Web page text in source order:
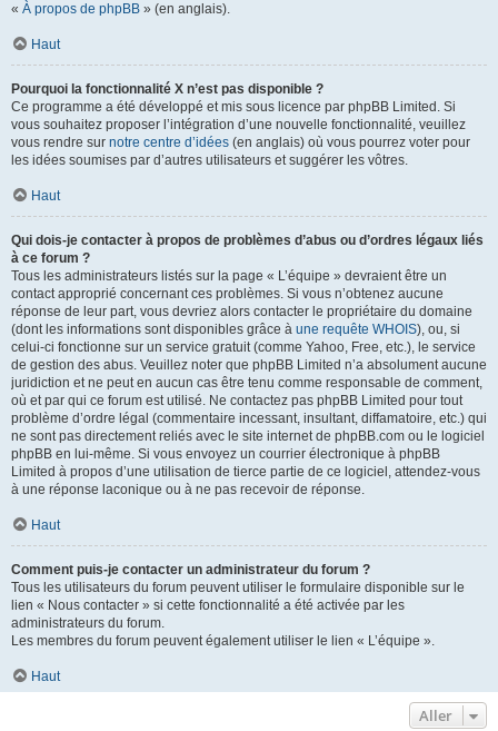
« À propos de phpBB » (en anglais).
Haut
Pourquoi la fonctionnalité X n’est pas disponible ?
Ce programme a été développé et mis sous licence par phpBB Limited. Si
vous souhaitez proposer l’intégration d’une nouvelle fonctionnalité, veuillez
vous rendre sur notre centre d’idées (en anglais) où vous pourrez voter pour
les idées soumises par d’autres utilisateurs et suggérer les vôtres.
Haut
Qui dois-je contacter à propos de problèmes d’abus ou d’ordres légaux liés
à ce forum ?
Tous les administrateurs listés sur la page « L’équipe » devraient être un
contact approprié concernant ces problèmes. Si vous n’obtenez aucune
réponse de leur part, vous devriez alors contacter le propriétaire du domaine
(dont les informations sont disponibles grâce à une requête WHOIS), ou, si
celui-ci fonctionne sur un service gratuit (comme Yahoo, Free, etc.), le service
de gestion des abus. Veuillez noter que phpBB Limited n’a absolument aucune
juridiction et ne peut en aucun cas être tenu comme responsable de comment,
où et par qui ce forum est utilisé. Ne contactez pas phpBB Limited pour tout
problème d’ordre légal (commentaire incessant, insultant, diffamatoire, etc.) qui
ne sont pas directement reliés avec le site internet de phpBB.com ou le logiciel
phpBB en lui-même. Si vous envoyez un courrier électronique à phpBB
Limited à propos d’une utilisation de tierce partie de ce logiciel, attendez-vous
à une réponse laconique ou à ne pas recevoir de réponse.
Haut
Comment puis-je contacter un administrateur du forum ?
Tous les utilisateurs du forum peuvent utiliser le formulaire disponible sur le
lien « Nous contacter » si cette fonctionnalité a été activée par les
administrateurs du forum.
Les membres du forum peuvent également utiliser le lien « L’équipe ».
Haut
Aller